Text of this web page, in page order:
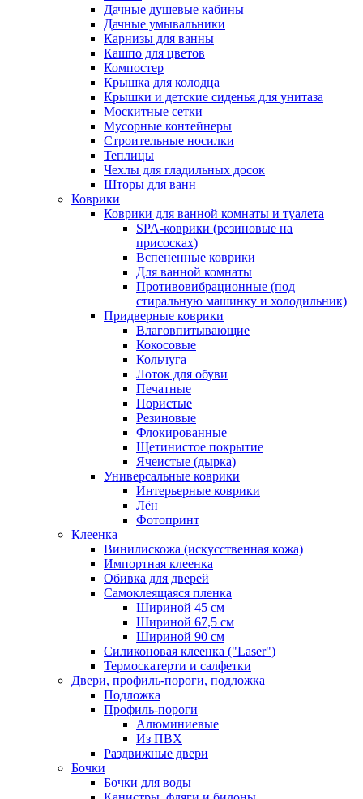
Дачные душевые кабины
Дачные умывальники
Карнизы для ванны
Кашпо для цветов
Компостер
Крышка для колодца
Крышки и детские сиденья для унитаза
Москитные сетки
Мусорные контейнеры
Строительные носилки
Теплицы
Чехлы для гладильных досок
Шторы для ванн
Коврики
Коврики для ванной комнаты и туалета
SPA-коврики (резиновые на
присосках)
Вспененные коврики
Для ванной комнаты
Противовибрационные (под
стиральную машинку и холодильник)
Придверные коврики
Влаговпитывающие
Кокосовые
Кольчуга
Лоток для обуви
Печатные
Пористые
Резиновые
Флокированные
Щетинистое покрытие
Ячеистые (дырка)
Универсальные коврики
Интерьерные коврики
Лён
Фотопринт
Клеенка
Винилискожа (искусственная кожа)
Импортная клеенка
Обивка для дверей
Самоклеящаяся пленка
Шириной 45 см
Шириной 67,5 см
Шириной 90 см
Силиконовая клеенка ("Laser")
Термоскатерти и салфетки
Двери, профиль-пороги, подложка
Подложка
Профиль-пороги
Алюминиевые
Из ПВХ
Раздвижные двери
Бочки
Бочки для воды